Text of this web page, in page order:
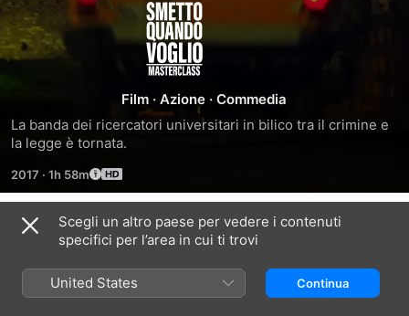
Smetto
quando
voglio
Masterclass
Film ·Azione ·Commedia
La banda dei ricercatori universitari in bilico tra il crimine e
la legge è tornata.
2017 · 1h 58m
Trailer
Scegli un altro paese per vedere i contenuti
specifici per l’area in cui ti trovi
United States Continua